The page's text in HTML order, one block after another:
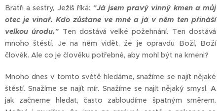
Bratři a sestry, Ježíš říká: "Já jsem pravý vinný kmen a můj
otec je vinař. Kdo zůstane ve mně a já v něm ten přináší
velkou úrodu." Ten dostává velké požehnání. Ten dostává
mnoho štěstí. Je na něm vidět, že je opravdu Boží, Boží
člověk. Ale co je člověku potřebné, aby mohl být na kmeni?
Mnoho dnes v tomto světě hledáme, snažíme se najít nějaké
štěstí. Snažíme se najít mír. Snažíme se najít nějaký smysl. A
jak začneme hledat, často zabloudíme špatným směrem.